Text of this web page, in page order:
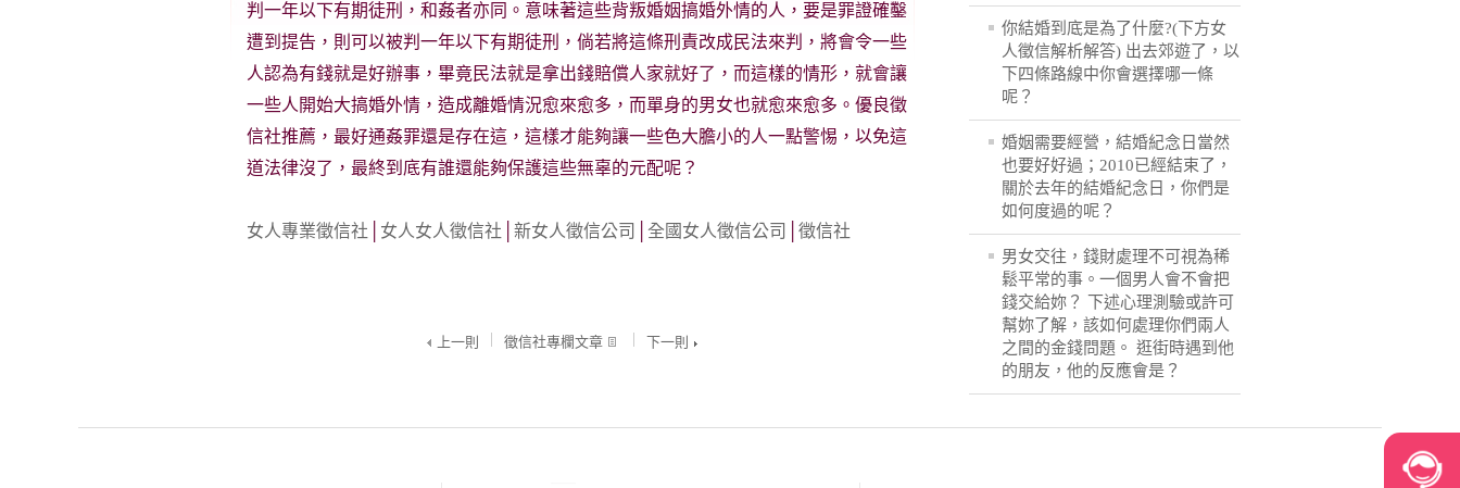
判一年以下有期徒刑，和姦者亦同。意味著這些背叛婚姻搞婚外情的人，要是罪證確鑿
遭到提告，則可以被判一年以下有期徒刑，倘若將這條刑責改成民法來判，將會令一些
人認為有錢就是好辦事，畢竟民法就是拿出錢賠償人家就好了，而這樣的情形，就會讓
一些人開始大搞婚外情，造成離婚情況愈來愈多，而單身的男女也就愈來愈多。優良徵
信社推薦，最好通姦罪還是存在這，這樣才能夠讓一些色大膽小的人一點警惕，以免這
道法律沒了，最終到底有誰還能夠保護這些無辜的元配呢？
女人專業徵信社 女人女人徵信社 新女人徵信公司 全國女人徵信公司 徵信社
上一則 徵信社專欄文章 下一則
你結婚到底是為了什麼?(下方女
人徵信解析解答) 出去郊遊了，以
下四條路線中你會選擇哪一條
呢？
婚姻需要經營，結婚紀念日當然
也要好好過；2010已經結束了，
關於去年的結婚紀念日，你們是
如何度過的呢？
男女交往，錢財處理不可視為稀
鬆平常的事。一個男人會不會把
錢交給妳？ 下述心理測驗或許可
幫妳了解，該如何處理你們兩人
之間的金錢問題。 逛街時遇到他
的朋友，他的反應會是？